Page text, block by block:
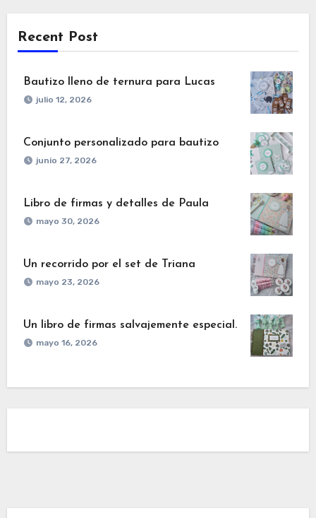
Recent Post
Bautizo lleno de ternura para Lucas
julio 12, 2026
Conjunto personalizado para bautizo
junio 27, 2026
Libro de firmas y detalles de Paula
mayo 30, 2026
Un recorrido por el set de Triana
mayo 23, 2026
Un libro de firmas salvajemente especial.
mayo 16, 2026